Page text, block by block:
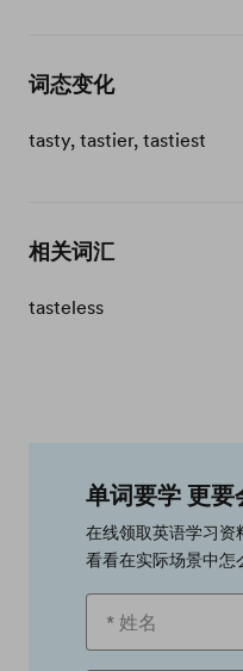
词态变化
tasty, tastier, tastiest
相关词汇
tasteless
单词要学 更要
在线领取英语学习资
看看在实际场景中怎